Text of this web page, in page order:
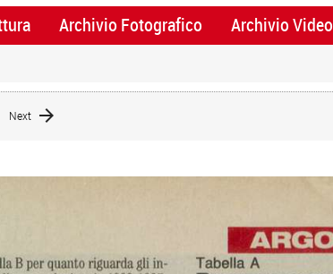
Archivio Fotografico Archivio Video
Next